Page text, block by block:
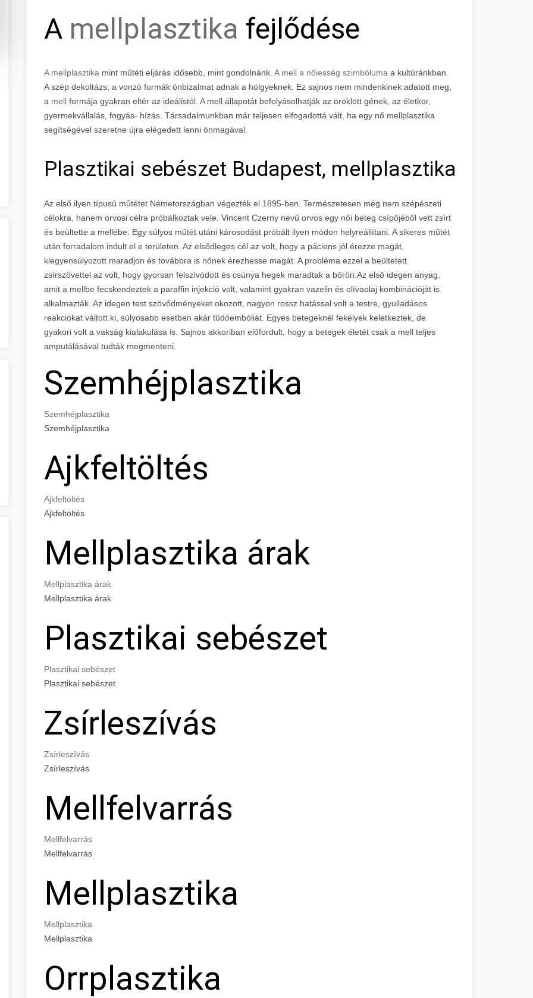
A mellplasztika fejlődése
A mellplasztika mint műtéti eljárás idősebb, mint gondolnánk. A mell a nőiesség szimbóluma a kultúránkban.
A szép dekoltázs, a vonzó formák önbizalmat adnak a hölgyeknek. Ez sajnos nem mindenkinek adatott meg,
a mell formája gyakran eltér az ideálistól. A mell állapotát befolyásolhatják az öröklött gének, az életkor,
gyermekvállalás, fogyás- hízás. Társadalmunkban már teljesen elfogadottá vált, ha egy nő mellplasztika
segítségével szeretne újra elégedett lenni önmagával.
Plasztikai sebészet Budapest, mellplasztika árak,
Az első ilyen típusú műtétet Németországban végezték el 1895-ben. Természetesen még nem szépészeti
célokra, hanem orvosi célra próbálkoztak vele. Vincent Czerny nevű orvos egy női beteg csípőjéből vett zsírt
és beültette a mellébe. Egy súlyos műtét utáni károsodást próbált ilyen módon helyreállítani. A sikeres műtét
után forradalom indult el e területen. Az elsődleges cél az volt, hogy a páciens jól érezze magát,
kiegyensúlyozott maradjon és továbbra is nőnek érezhesse magát. A probléma ezzel a beültetett
zsírszövettel az volt, hogy gyorsan felszívódott és csúnya hegek maradtak a bőrön.Az első idegen anyag,
amit a mellbe fecskendeztek a paraffin injekció volt, valamint gyakran vazelin és olívaolaj kombinációját is
alkalmazták. Az idegen test szövődményeket okozott, nagyon rossz hatással volt a testre, gyulladásos
reakciókat váltott ki, súlyosabb esetben akár tüdőembóliát. Egyes betegeknél fekélyek keletkeztek, de
gyakori volt a vakság kialakulása is. Sajnos akkoriban előfordult, hogy a betegek életét csak a mell teljes
amputálásával tudták megmenteni.
Szemhéjplasztika
Szemhéjplasztika
Szemhéjplasztika
Ajkfeltöltés
Ajkfeltöltés
Ajkfeltöltés
Mellplasztika árak
Mellplasztika árak
Mellplasztika árak
Plasztikai sebészet
Plasztikai sebészet
Plasztikai sebészet
Zsírleszívás
Zsírleszívás
Zsírleszívás
Mellfelvarrás
Mellfelvarrás
Mellfelvarrás
Mellplasztika
Mellplasztika
Mellplasztika
Orrplasztika